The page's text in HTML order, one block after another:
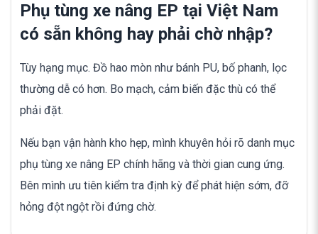
Phụ tùng xe nâng EP tại Việt Nam
có sẵn không hay phải chờ nhập?
Tùy hạng mục. Đồ hao mòn như bánh PU, bố phanh, lọc
thường dễ có hơn. Bo mạch, cảm biến đặc thù có thể
phải đặt.
Nếu bạn vận hành kho hẹp, mình khuyên hỏi rõ danh mục
phụ tùng xe nâng EP chính hãng và thời gian cung ứng.
Bên mình ưu tiên kiểm tra định kỳ để phát hiện sớm, đỡ
hỏng đột ngột rồi đứng chờ.